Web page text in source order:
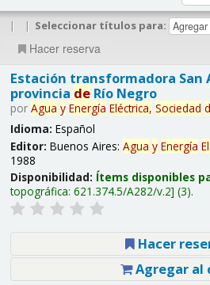
| | Seleccionar títulos para:
Hacer reserva
Estación transformadora San
provincia deRío Negro
por Agua y Energía Eléctrica, Sociedad
Idioma: Español
Editor: Buenos Aires: Agua y Energía
1988
Disponibilidad: Ítems disponibles
topográfica: 621.374.5/A282/v.2 (3).
Hacer
Agregar al